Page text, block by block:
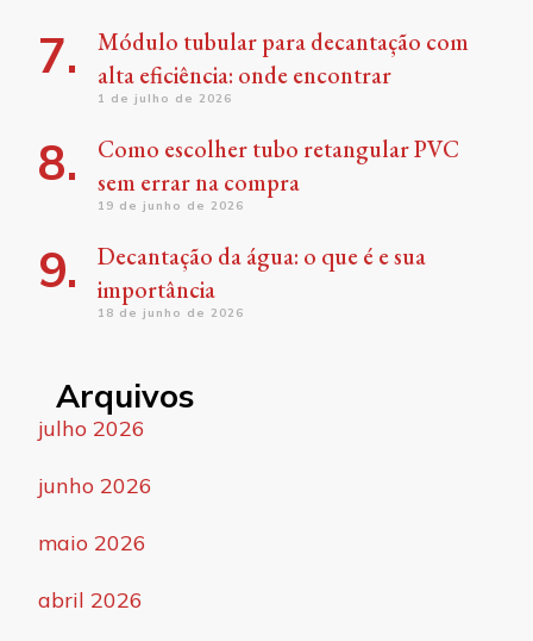
Módulo tubular para decantação com
alta eficiência: onde encontrar
1 de julho de 2026
Como escolher tubo retangular PVC
sem errar na compra
19 de junho de 2026
Decantação da água: o que é e sua
importância
18 de junho de 2026
Arquivos
julho 2026
junho 2026
maio 2026
abril 2026